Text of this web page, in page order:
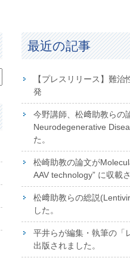
最近の記事
【プレスリリース】難
発
今野講師、松﨑助教らの
Neurodegenerative
た。
松崎助教の論文が
AAV technology” に収載
松﨑助教らの総説
した。
平井らが編集・執筆の「
出版されました。